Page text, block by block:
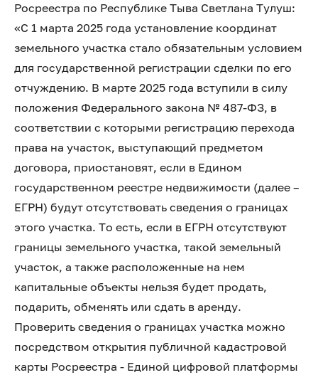
Росреестра по Республике Тыва Светлана Тулуш:
«С 1 марта 2025 года установление координат
земельного участка стало обязательным условием
для государственной регистрации сделки по его
отчуждению. В марте 2025 года вступили в силу
положения Федерального закона № 487-ФЗ, в
соответствии с которыми регистрацию перехода
права на участок, выступающий предметом
договора, приостановят, если в Едином
государственном реестре недвижимости (далее –
ЕГРН) будут отсутствовать сведения о границах
этого участка. То есть, если в ЕГРН отсутствуют
границы земельного участка, такой земельный
участок, а также расположенные на нем
капитальные объекты нельзя будет продать,
подарить, обменять или сдать в аренду.
Проверить сведения о границах участка можно
посредством открытия публичной кадастровой
карты Росреестра - Единой цифровой платформы